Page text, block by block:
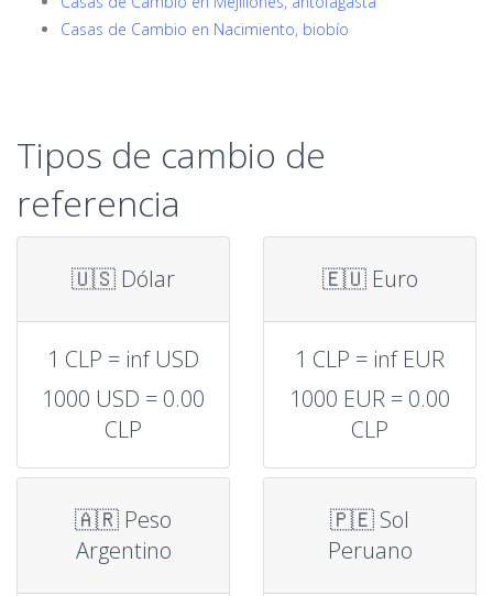
Casas de Cambio en Nacimiento, biobío
Tipos de cambio de
referencia
🇺🇸 Dólar
1 CLP = inf USD
1000 USD = 0.00
CLP
🇪🇺 Euro
1 CLP = inf EUR
1000 EUR = 0.00
CLP
🇦🇷 Peso
Argentino
🇵🇪 Sol
Peruano